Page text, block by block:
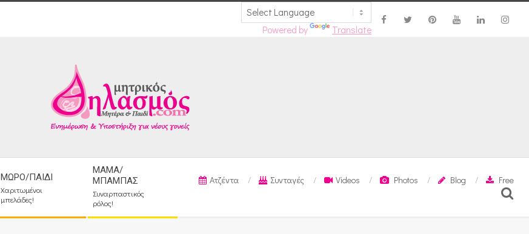
Powered by Translate
ΜΩΡΌ/ΠΑΙΔΊ
Χαριτωμένοι
μπελάδες!
ΜΑΜΆ/
ΜΠΑΜΠΆΣ
Συναρπαστικός
ρόλος!
Ατζέντα Συνταγές Videos Photos Blog
Free
Search